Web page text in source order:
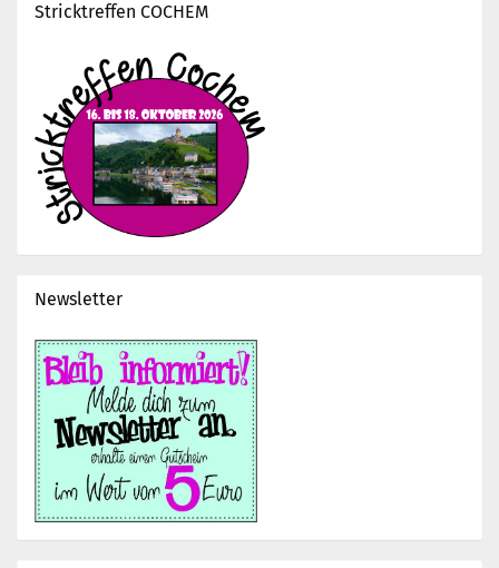
Stricktreffen COCHEM
Newsletter